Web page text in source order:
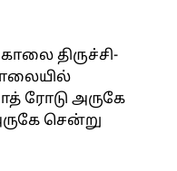
திருச்சி-
ரோடு அருகே
சென்று